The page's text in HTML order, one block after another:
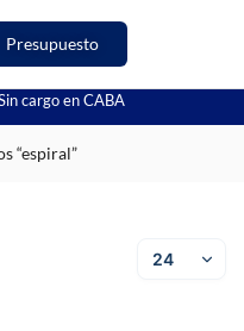
Presupuesto
cargo en CABA
“espiral”